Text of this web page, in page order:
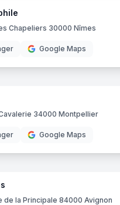
Chapeliers 30000 Nîmes
Google Maps
34000 Montpellier
Google Maps
de la Principale 84000 Avignon